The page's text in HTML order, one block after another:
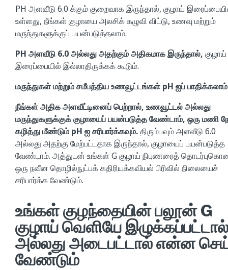
PH அளவீடு 6.0 க்கும் குறைவாக இருந்தால், குழாய்
உள்ளது, நீங்கள் குழாயை அலசிக் கழுவி விட்டு, உணவு மற்றும்
மருந்துகளுக்குப் பயன்படுத்தலாம்.
PH அளவீடு 6.0 அல்லது அதற்கும் அதிகமாக இருந்தால், குழாய்
இரைப்பையில் இல்லாதிருக்கக் கூடும்.
மருந்துகள் மற்றும் சமீபத்திய உணவூட்டங்கள் pH ஐப்
நீங்கள் அதிக அளவீட்டினைப் பெற்றால், உணவூட்டல் அல்லது
மருந்துகளுக்குக் குழாயைப் பயன்படுத்த வேண்டாம், ஒரு மணி
கழித்து மீண்டும் pH ஐ சரிபார்க்கவும்.திரும்பவும் அளவீடு 6.0
அல்லது அதற்கு மேற்பட்டதாக இருந்தால், குழாயைப் பயன்படுத்த
வேண்டாம். அத்துடன் உங்கள் G குழாய் நிபுணரைத்
ஒரு நவீன தொழில்நுட்பக் கதிரியக்கவியல் பிரிவில் நிலையைச்
சரிபார்க்க வேண்டும்.
உங்கள் குழந்தையின் பலூன் G
குழாய் வெளியே இழுக்கப்பட்டால்
அல்லது அடைபட்டால் என்ன
வேண்டும்